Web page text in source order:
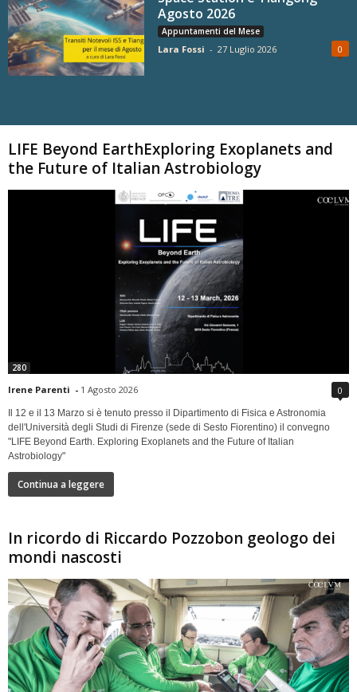
Agosto 2026
Appuntamenti del Mese
Lara Fossi - 27 Luglio 2026 0
LIFE Beyond EarthExploring Exoplanets and
the Future of Italian Astrobiology
280
Irene Parenti - 1 Agosto 2026 0
Il 12 e il 13 Marzo si è tenuto presso il Dipartimento di Fisica e Astronomia
dell'Università degli Studi di Firenze (sede di Sesto Fiorentino) il convegno
"LIFE Beyond Earth. Exploring Exoplanets and the Future of Italian
Astrobiology"
Continua a leggere
In ricordo di Riccardo Pozzobon geologo dei
mondi nascosti